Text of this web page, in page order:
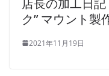
ク” マウント製
2021年11月19日